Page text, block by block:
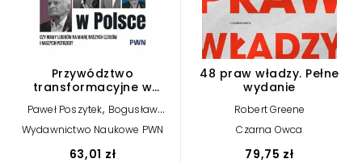
Przywództwo
transformacyjne w
Paweł Poszytek, Bogusław
Chrabota
Wydawnictwo Naukowe PWN
63,01 zł
48 praw władzy. Pełne
wydanie
Robert Greene
Czarna Owca
79,75 zł